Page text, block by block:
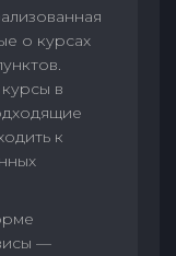
о курсах
в
к
—